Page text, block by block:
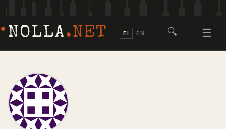
NOLLA.NET FI EN 🔍 ☰